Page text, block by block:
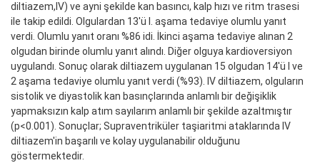
diltiazem,IV) ve ayni şekilde kan basıncı, kalp hızı ve ritm trasesi
ile takip edildi. Olgulardan 13'ü I. aşama tedaviye olumlu yanıt
verdi. Olumlu yanıt oranı %86 idi. İkinci aşama tedaviye alınan 2
olgudan birinde olumlu yanıt alındı. Diğer olguya kardioversiyon
uygulandı. Sonuç olarak diltiazem uygulanan 15 olgudan 14'ü l ve
2 aşama tedaviye olumlu yanıt verdi (%93). IV diltiazem, olguların
sistolik ve diyastolik kan basınçlarında anlamlı bir değişiklik
yapmaksızın kalp atım sayılarım anlamlı bir şekilde azaltmıştır
(p<0.001). Sonuçlar; Supraventriküler taşiaritmi ataklarında IV
diltiazem'in başarılı ve kolay uygulanabilir olduğunu
göstermektedir.